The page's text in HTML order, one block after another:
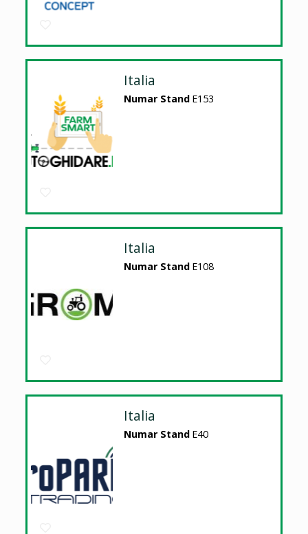
Italia
Numar Stand E153
Italia
Numar Stand E108
Italia
Numar Stand E40